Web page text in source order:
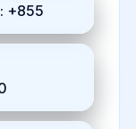
+855